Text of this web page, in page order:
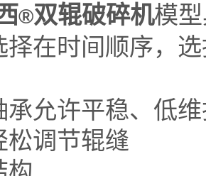
®双辊破碎机模
择在时间顺序，
承允许平稳、低
松调节辊缝